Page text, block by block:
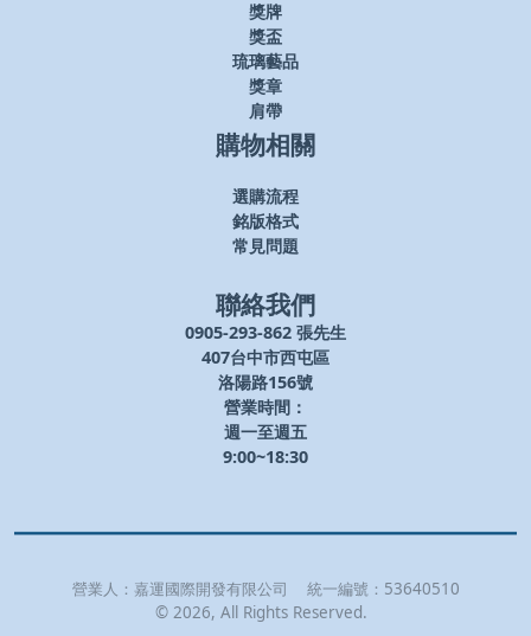
獎牌
獎盃
琉璃藝品
獎章
肩帶
購物相關
選購流程
銘版格式
常見問題
聯絡我們
0905-293-862 張先生
407台中市西屯區
洛陽路156號
營業時間：
週一至週五
9:00~18:30
營業人： 嘉運國際開發有限公司 統一編號： 53640510
© 2026, All Rights Reserved.